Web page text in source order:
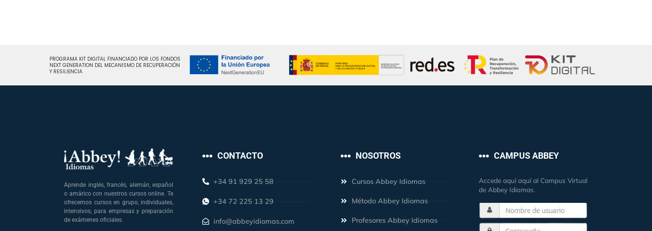
PROGRAMA KIT DIGITAL FINANCIADO POR LOS FONDOS
NEXT GENERATION DEL MECANISMO DE RECUPERACIÓN
Y RESILIENCIA
Aprende inglés, francés, alemán, español
o amárico con nuestros cursos online. Te
ofrecemos cursos en grupo, individuales,
intensivos, para empresas y preparación
de exámenes oficiales.
CONTACTO
+34 91 929 25 58
+34 72 225 13 29
info@abbeyidiomas.com
NOSOTROS
Cursos Abbey Idiomas
Método Abbey Idiomas
Profesores Abbey Idiomas
CAMPUS ABBEY
Accede aquí aquí al Campus Virtual
de Abbey Idiomas.